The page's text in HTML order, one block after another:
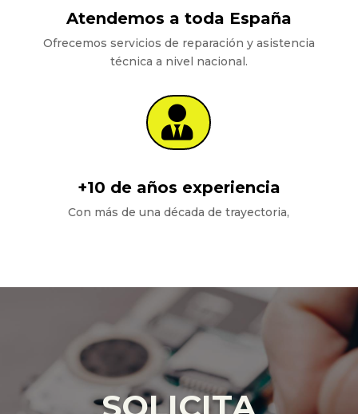
Atendemos a toda España
Ofrecemos servicios de reparación y asistencia
técnica a nivel nacional.

+10 de años experiencia
Con más de una década de trayectoria,
SOLICITA